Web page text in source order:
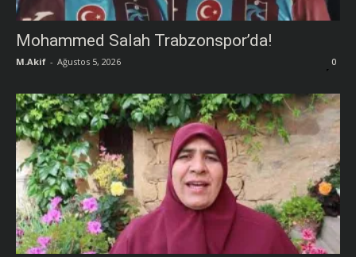
Mohammed Salah Trabzonspor’da!
M.Akif - Ağustos 5, 2026 0